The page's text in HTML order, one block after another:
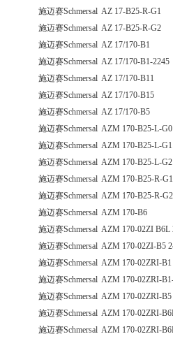
施迈赛Schmersal AZ 17-B25-R-G1
施迈赛Schmersal AZ 17-B25-R-G2
施迈赛Schmersal AZ 17/170-B1
施迈赛Schmersal AZ 17/170-B1-2245
施迈赛Schmersal AZ 17/170-B11
施迈赛Schmersal AZ 17/170-B15
施迈赛Schmersal AZ 17/170-B5
施迈赛Schmersal AZM 170-B25-L-G0
施迈赛Schmersal AZM 170-B25-L-G1
施迈赛Schmersal AZM 170-B25-L-G2
施迈赛Schmersal AZM 170-B25-R-G1
施迈赛Schmersal AZM 170-B25-R-G2
施迈赛Schmersal AZM 170-B6
施迈赛Schmersal AZM 170-02ZI B6L
施迈赛Schmersal AZM 170-02ZI-B5
施迈赛Schmersal AZM 170-02ZRI-
施迈赛Schmersal AZM 170-02ZRI-
施迈赛Schmersal AZM 170-02ZRI-
施迈赛Schmersal AZM 170-02ZRI-
施迈赛Schmersal AZM 170-02ZRI-